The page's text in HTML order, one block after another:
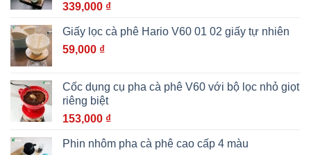
339,000 ₫
Giấy lọc cà phê Hario V60 01 02 giấy tự nhiên
59,000 ₫
Cốc dụng cụ pha cà phê V60 với bộ lọc nhỏ giọt
riêng biệt
153,000 ₫
Phin nhôm pha cà phê cao cấp 4 màu